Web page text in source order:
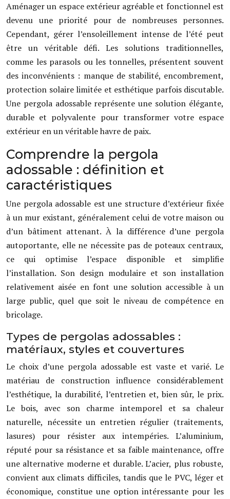
Aménager un espace extérieur agréable et fonctionnel est
devenu une priorité pour de nombreuses personnes.
Cependant, gérer l’ensoleillement intense de l’été peut
être un véritable défi. Les solutions traditionnelles,
comme les parasols ou les tonnelles, présentent souvent
des inconvénients : manque de stabilité, encombrement,
protection solaire limitée et esthétique parfois discutable.
Une pergola adossable représente une solution élégante,
durable et polyvalente pour transformer votre espace
extérieur en un véritable havre de paix.
Comprendre la pergola
adossable : définition et
caractéristiques
Une pergola adossable est une structure d’extérieur fixée
à un mur existant, généralement celui de votre maison ou
d’un bâtiment attenant. À la différence d’une pergola
autoportante, elle ne nécessite pas de poteaux centraux,
ce qui optimise l’espace disponible et simplifie
l’installation. Son design modulaire et son installation
relativement aisée en font une solution accessible à un
large public, quel que soit le niveau de compétence en
bricolage.
Types de pergolas adossables :
matériaux, styles et couvertures
Le choix d’une pergola adossable est vaste et varié. Le
matériau de construction influence considérablement
l’esthétique, la durabilité, l’entretien et, bien sûr, le prix.
Le bois, avec son charme intemporel et sa chaleur
naturelle, nécessite un entretien régulier (traitements,
lasures) pour résister aux intempéries. L’aluminium,
réputé pour sa résistance et sa faible maintenance, offre
une alternative moderne et durable. L’acier, plus robuste,
convient aux climats difficiles, tandis que le PVC, léger et
économique, constitue une option intéressante pour les